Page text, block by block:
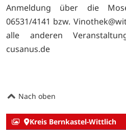
Anmeldung über die
06531/4141 bzw.
alle anderen
cusanus.de
Nach oben
Kreis Bernkastel-Wittlich